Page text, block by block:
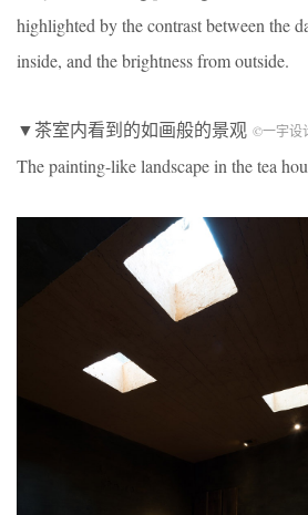
highlighted by the contrast between the
inside, and the brightness from outside.
▼茶室内看到的如画般的景观 ©一宇设
The painting-like landscape in the tea